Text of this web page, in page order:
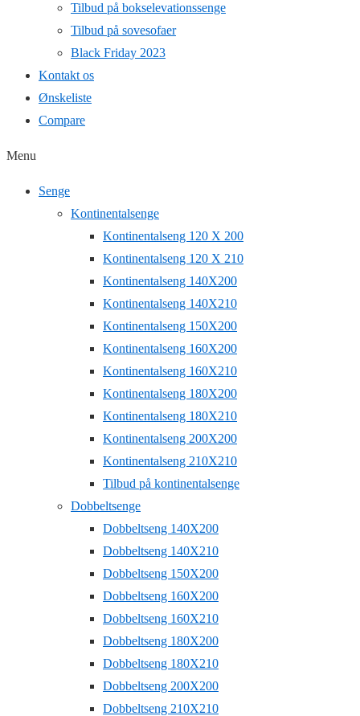
Tilbud på bokselevationssenge
Tilbud på sovesofaer
Black Friday 2023
Kontakt os
Ønskeliste
Compare
Menu
Senge
Kontinentalsenge
Kontinentalseng 120 X 200
Kontinentalseng 120 X 210
Kontinentalseng 140X200
Kontinentalseng 140X210
Kontinentalseng 150X200
Kontinentalseng 160X200
Kontinentalseng 160X210
Kontinentalseng 180X200
Kontinentalseng 180X210
Kontinentalseng 200X200
Kontinentalseng 210X210
Tilbud på kontinentalsenge
Dobbeltsenge
Dobbeltseng 140X200
Dobbeltseng 140X210
Dobbeltseng 150X200
Dobbeltseng 160X200
Dobbeltseng 160X210
Dobbeltseng 180X200
Dobbeltseng 180X210
Dobbeltseng 200X200
Dobbeltseng 210X210